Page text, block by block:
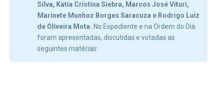
Silva, Katia Cristina Siebra, Marcos José Vituri,
Marinete Munhoz Borges Saracuza e Rodrigo Luiz
de Oliveira Mota. No Expediente e na Ordem do Dia
foram apresentadas, discutidas e votadas as
seguintes matérias: